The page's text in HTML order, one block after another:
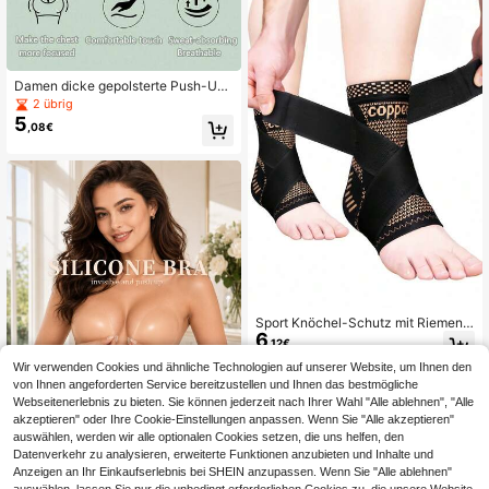
Damen dicke gepolsterte Push-Up
Klebe-Schwamm-BH-Einlagen, ge
eignet für mehrere Anlässe, 2 Paar s
elbstklebende Silikon-BH-Einlagen,
unsichtbare Bikini-Brustverstärker-
Pads
2 übrig
5 ,08€
Sport Knöchel-Schutz mit Riemen,
verstellbare Knöchel-Schiene, Kom
uen, Knöchel- & Fersen-Stützband
für Basketball, Fußball, Knöchel-Sc
hutz, Fitnessstudio, Fitness-Zubehö
r für Klettern, Wandern, Outdoor-Akt
ivitäten, Golf, unverzichtbares Zube
hör
6,12€
Wir verwenden Cookies und ähnliche Technologien auf unserer Website, um Ihnen den
von Ihnen angeforderten Service bereitzustellen und Ihnen das bestmögliche
Webseitenerlebnis zu bieten. Sie können jederzeit nach Ihrer Wahl "Alle ablehnen", "Alle
akzeptieren" oder Ihre Cookie-Einstellungen anpassen. Wenn Sie "Alle akzeptieren"
auswählen, werden wir alle optionalen Cookies setzen, die uns helfen, den
Datenverkehr zu analysieren, erweiterte Funktionen anzubieten und Inhalte und
Anzeigen an Ihr Einkaufserlebnis bei SHEIN anzupassen. Wenn Sie "Alle ablehnen"